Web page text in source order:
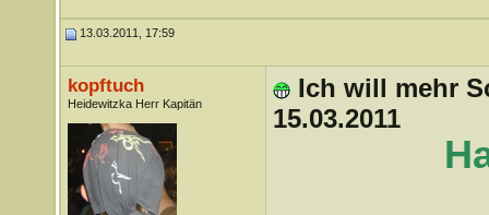
13.03.2011, 17:59
kopftuch
Heidewitzka Herr Kapitän
Ich will mehr
15.03.2011